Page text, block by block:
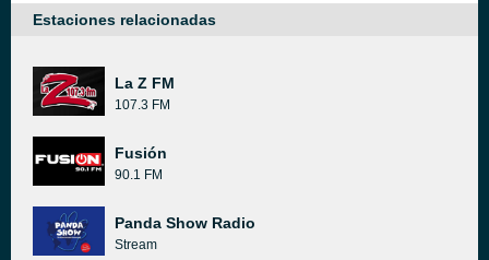
Estaciones relacionadas
La Z FM
107.3 FM
Fusión
90.1 FM
Panda Show Radio
Stream